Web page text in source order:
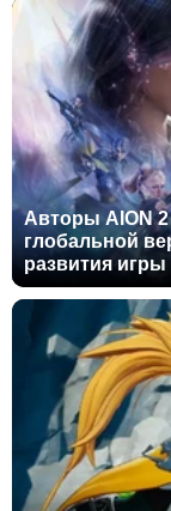
Авторы AION
глобальной
развития игры